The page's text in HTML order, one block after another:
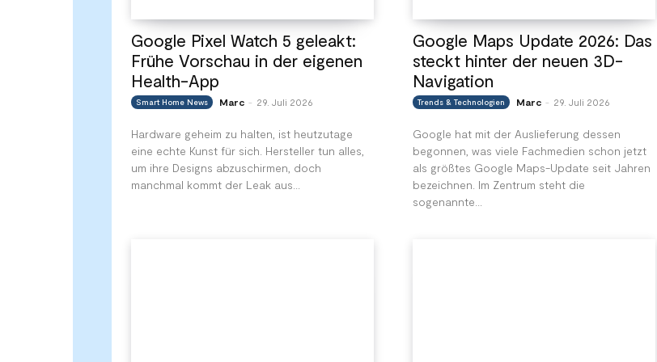
Google Pixel Watch 5 geleakt:
Frühe Vorschau in der eigenen
Health-App
Smart Home News Marc - 29. Juli 2026
Hardware geheim zu halten, ist heutzutage
eine echte Kunst für sich. Hersteller tun alles,
um ihre Designs abzuschirmen, doch
manchmal kommt der Leak aus...
Google Maps Update 2026: Das
steckt hinter der neuen 3D-
Navigation
Trends & Technologien Marc - 29. Juli 2026
Google hat mit der Auslieferung dessen
begonnen, was viele Fachmedien schon jetzt
als größtes Google Maps-Update seit Jahren
bezeichnen. Im Zentrum steht die
sogenannte...